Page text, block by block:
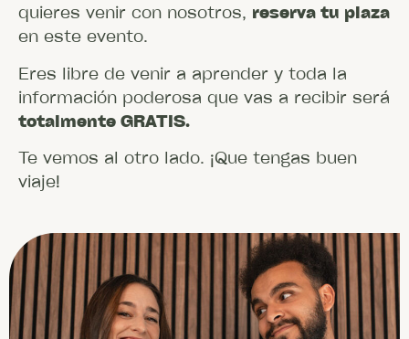
quieres venir con nosotros, reserva tu plaza
en este evento.
Eres libre de venir a aprender y toda la
información poderosa que vas a recibir será
totalmente GRATIS.
Te vemos al otro lado. ¡Que tengas buen
viaje!